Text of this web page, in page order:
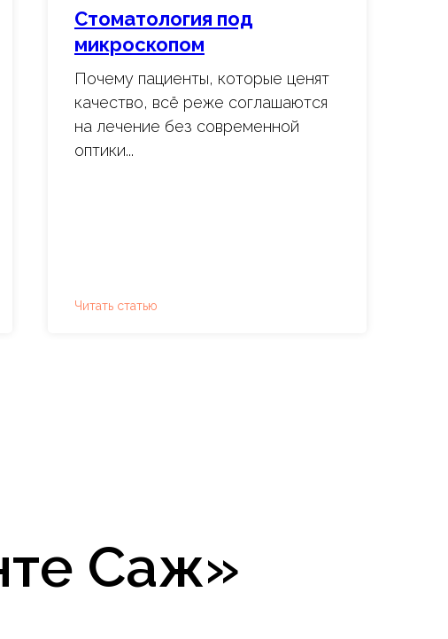
Стоматология под
микроскопом
Почему пациенты, которые ценят
качество, всё реже соглашаются
на лечение без современной
оптики...
Читать статью
Саж»